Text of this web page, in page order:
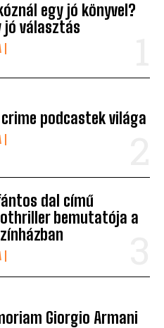
egy jó könyvel?
jó választás
podcastek világa
dal című
bemutatója a
Giorgio Armani